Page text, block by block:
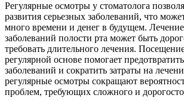
Регулярные осмотры у стоматолога
развития серьезных заболеваний, что
много времени и денег в будущем.
заболеваний полости рта может быть
требовать длительного лечения.
регулярной основе помогает
заболеваний и сократить затраты на
регулярные осмотры сокращают
проблем, требующих сложного и